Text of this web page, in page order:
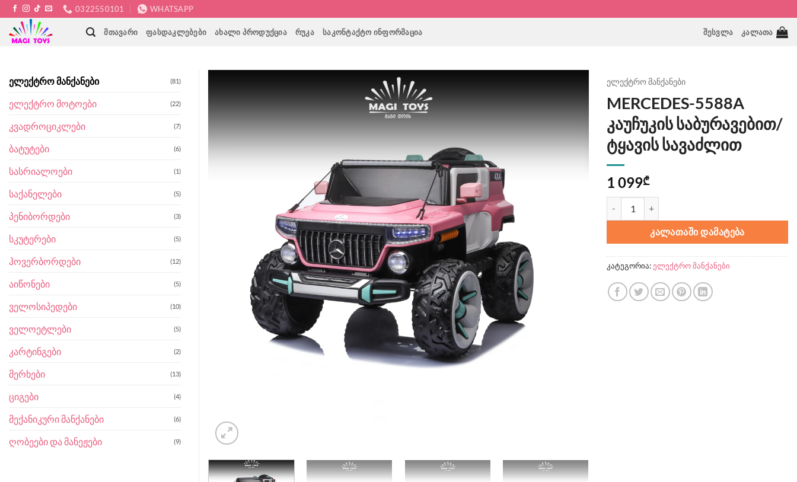
Skip
to
content
0322550101 WHATSAPP
ᲛᲗᲐᲕᲐᲠᲘ ᲤᲐᲡᲓᲐᲙᲚᲔᲑᲔᲑᲘ ᲐᲮᲐᲚᲘ ᲞᲠᲝᲓᲣᲥᲪᲘᲐ ᲠᲣᲙᲐ ᲡᲐᲙᲝᲜᲢᲐᲥᲢᲝ ᲘᲜᲤᲝᲠᲛᲐᲪᲘᲐ ᲨᲔᲡᲕᲚᲐ ᲙᲐᲚᲐᲗᲐ
ელექტრო მანქანები
MERCEDES-5588A
კაუჩუკის საბურავებით/
ტყავის სავაძლით
1 099₾
ᲙᲐᲚᲐᲗᲐᲨᲘ ᲓᲐᲛᲐᲢᲔᲑᲐ
კატეგორია: ელექტრო მანქანები
ელექტრო მანქანები (81)
ელექტრო მოტოები (22)
კვადროციკლები (7)
ბატუტები (6)
სასრიალოები (1)
საქანელები (5)
პენიბორდები (3)
სკუტერები (5)
ჰოვერბორდები (12)
აიწონები (5)
ველოსიპედები (10)
ველოეტლები (5)
კარტინგები (2)
მერხები (13)
ციგები (4)
მექანიკური მანქანები (6)
ღობეები და მანეჟები (9)